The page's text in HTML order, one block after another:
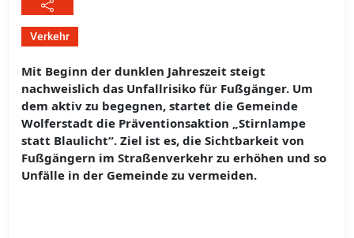
Verkehr
Mit Beginn der dunklen Jahreszeit steigt
nachweislich das Unfallrisiko für Fußgänger. Um
dem aktiv zu begegnen, startet die Gemeinde
Wolferstadt die Präventionsaktion „Stirnlampe
statt Blaulicht“. Ziel ist es, die Sichtbarkeit von
Fußgängern im Straßenverkehr zu erhöhen und so
Unfälle in der Gemeinde zu vermeiden.